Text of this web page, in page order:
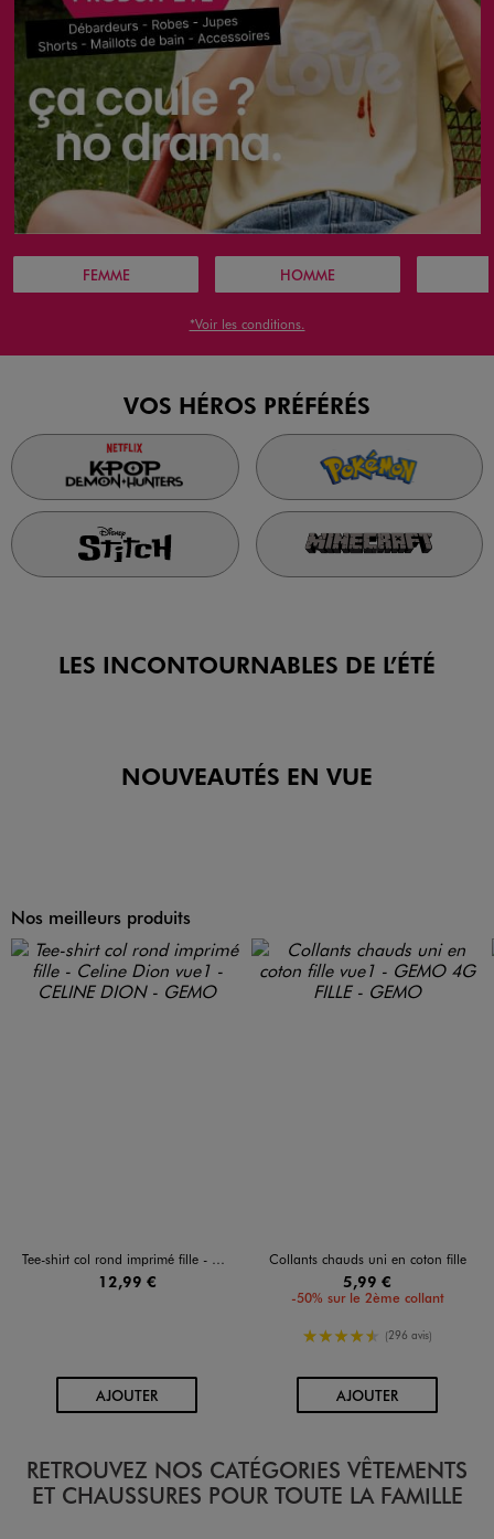
FEMME HOMME
*Voir les conditions.
VOS HÉROS PRÉFÉRÉS
LES INCONTOURNABLES DE L’ÉTÉ
Collection
NOUVEAUTÉS EN VUE
Je craque
J'en profite !
Nos meilleurs produits
Tee-shirt col rond imprimé fille - Celine Dion
12,99 €
AJOUTERAU PANIER
Collants chauds uni en coton fille
5,99 €
-50% sur le 2ème collant
4.5/5 de moyenne
(296 avis)
AJOUTERAU PANIER
RETROUVEZ NOS CATÉGORIES VÊTEMENTS
ET CHAUSSURES POUR TOUTE LA FAMILLE